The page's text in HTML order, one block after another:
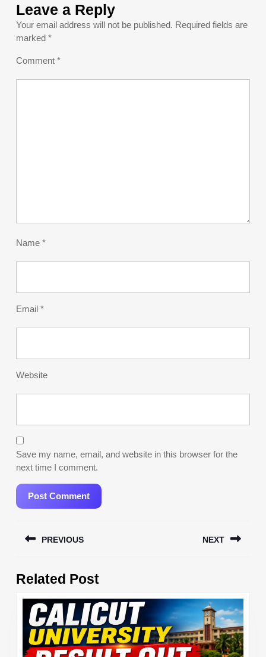
Leave a Reply
Your email address will not be published. Required fields are
marked *
Comment *
Name *
Email *
Website
Save my name, email, and website in this browser for the
next time I comment.
navigation
PREVIOUS
post:
NEXT
Related Post